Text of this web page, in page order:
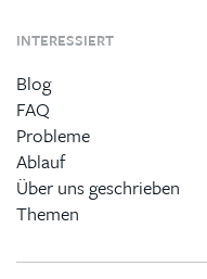
INTERESSIERT
Blog
FAQ
Probleme
Ablauf
Über uns geschrieben
Themen